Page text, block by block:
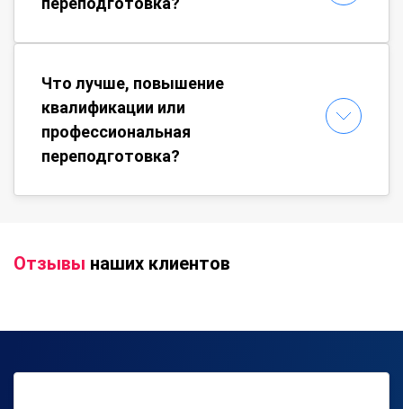
Что лучше, повышение
квалификации или
профессиональная
переподготовка?
Отзывы наших клиентов